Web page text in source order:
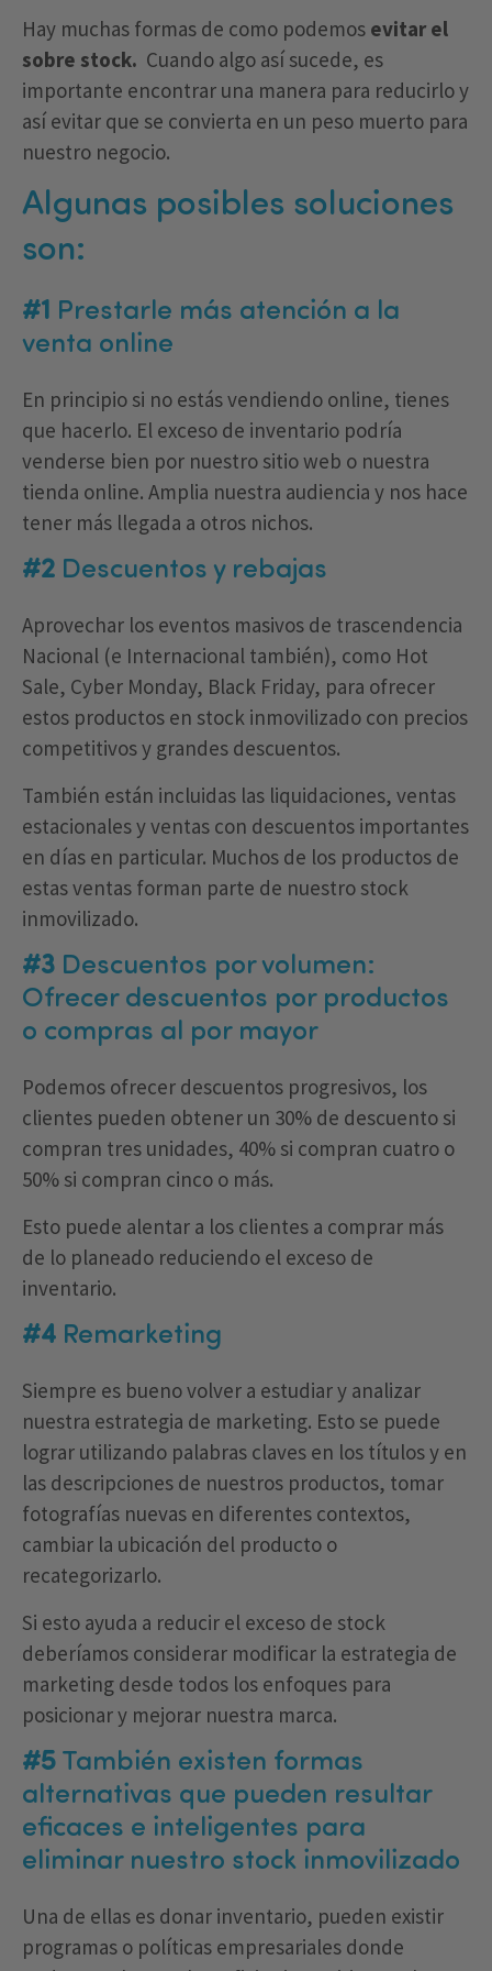
Hay muchas formas de como podemos evitar el
sobre stock. Cuando algo así sucede, es
importante encontrar una manera para reducirlo y
así evitar que se convierta en un peso muerto para
nuestro negocio.
Algunas posibles soluciones
son:
#1 Prestarle más atención a la
venta online
En principio si no estás vendiendo online, tienes
que hacerlo. El exceso de inventario podría
venderse bien por nuestro sitio web o nuestra
tienda online. Amplia nuestra audiencia y nos hace
tener más llegada a otros nichos.
#2 Descuentos y rebajas
Aprovechar los eventos masivos de trascendencia
Nacional (e Internacional también), como Hot
Sale, Cyber Monday, Black Friday, para ofrecer
estos productos en stock inmovilizado con precios
competitivos y grandes descuentos.
También están incluidas las liquidaciones, ventas
estacionales y ventas con descuentos importantes
en días en particular. Muchos de los productos de
estas ventas forman parte de nuestro stock
inmovilizado.
#3 Descuentos por volumen:
Ofrecer descuentos por productos
o compras al por mayor
Podemos ofrecer descuentos progresivos, los
clientes pueden obtener un 30% de descuento si
compran tres unidades, 40% si compran cuatro o
50% si compran cinco o más.
Esto puede alentar a los clientes a comprar más
de lo planeado reduciendo el exceso de
inventario.
#4 Remarketing
Siempre es bueno volver a estudiar y analizar
nuestra estrategia de marketing. Esto se puede
lograr utilizando palabras claves en los títulos y en
las descripciones de nuestros productos, tomar
fotografías nuevas en diferentes contextos,
cambiar la ubicación del producto o
recategorizarlo.
Si esto ayuda a reducir el exceso de stock
deberíamos considerar modificar la estrategia de
marketing desde todos los enfoques para
posicionar y mejorar nuestra marca.
#5 También existen formas
alternativas que pueden resultar
eficaces e inteligentes para
eliminar nuestro stock inmovilizado
Una de ellas es donar inventario, pueden existir
programas o políticas empresariales donde